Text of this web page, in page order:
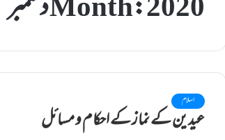
Month:2020 دسمبر
اسلام
عیدین کے نماز کے احکام و مسائل